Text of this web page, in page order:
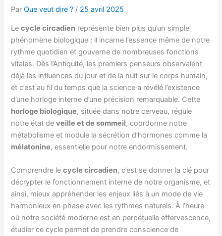
ParQue veut dire ? / 25 avril 2025
Lecycle circadien représente bien plus qu’un simple
phénomène biologique ; il incarne l’essence même de notre
rythme quotidien et gouverne de nombreuses fonctions
vitales. Dès l’Antiquité, les premiers penseurs observaient
déjà les influences du jour et de la nuit sur le corps humain,
et c’est au fil du temps que la science a révélé l’existence
d’une horloge interne d’une précision remarquable. Cette
horloge biologique, située dans notre cerveau, régule
notre état deveille et de sommeil, coordonne notre
métabolisme et module la sécrétion d’hormones comme la
mélatonine, essentielle pour notre endormissement.
Comprendre lecycle circadien, c’est se donner la clé pour
décrypter le fonctionnement interne de notre organisme, et
ainsi, mieux appréhender les enjeux liés à un mode de vie
harmonieux en phase avec les rythmes naturels. À l’heure
où notre société moderne est en perpétuelle effervescence,
étudier ce cycle permet de prendre conscience de